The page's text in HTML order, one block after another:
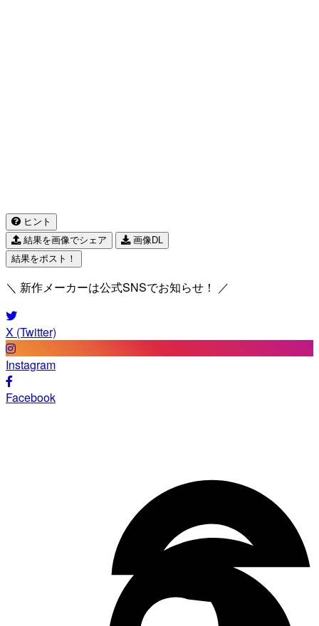
ヒント
結果を画像でシェア
画像DL
結果をポスト！
＼ 新作メーカーは公式SNSでお知らせ！ ／
X (Twitter)
Instagram
Facebook